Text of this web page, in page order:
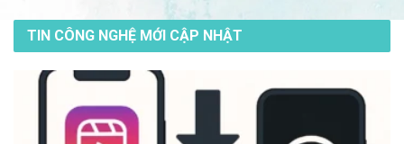
TIN CÔNG NGHỆ MỚI CẬP NHẬT